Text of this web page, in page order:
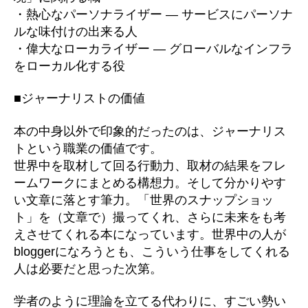
・熱心なパーソナライザー ― サービスにパーソナ
ルな味付けの出来る人
・偉大なローカライザー ― グローバルなインフラ
をローカル化する役
■ジャーナリストの価値
本の中身以外で印象的だったのは、ジャーナリス
トという職業の価値です。
世界中を取材して回る行動力、取材の結果をフレ
ームワークにまとめる構想力。そして分かりやす
い文章に落とす筆力。「世界のスナップショッ
ト」を（文章で）撮ってくれ、さらに未来をも考
えさせてくれる本になっています。世界中の人が
bloggerになろうとも、こういう仕事をしてくれる
人は必要だと思った次第。
学者のように理論を立てる代わりに、すごい勢い